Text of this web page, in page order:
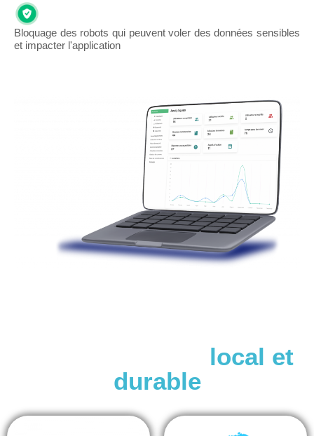
Bloquage des robots qui peuvent voler des données sensibles
et impacter l'application
local et
durable